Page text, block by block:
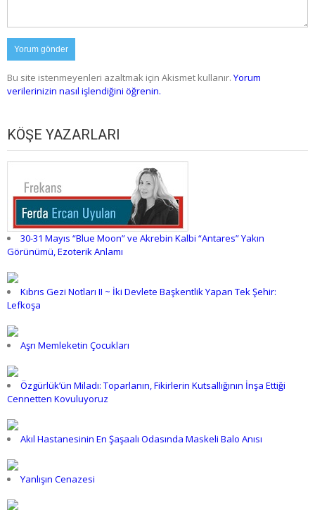
Bu site istenmeyenleri azaltmak için Akismet kullanır. Yorum
verilerinizin nasıl işlendiğini öğrenin.
KÖŞE YAZARLARI
30-31 Mayıs “Blue Moon” ve Akrebin Kalbi “Antares” Yakın
Görünümü, Ezoterik Anlamı
Kıbrıs Gezi Notları II ~ İki Devlete Başkentlik Yapan Tek Şehir:
Lefkoşa
Aşrı Memleketin Çocukları
Özgürlük’ün Miladı: Toparlanın, Fikirlerin Kutsallığının İnşa Ettiği
Cennetten Kovuluyoruz
Akıl Hastanesinin En Şaşaalı Odasında Maskeli Balo Anısı
Yanlışın Cenazesi